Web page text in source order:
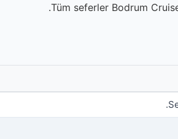
Tüm seferler Bodrum